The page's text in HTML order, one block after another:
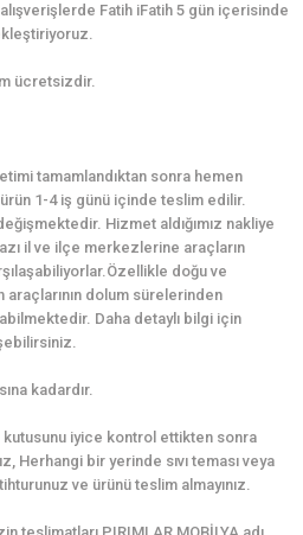
alışverişlerde Fatih iFatih 5 gün içerisinde
ücretsizdir.
tamamlandıktan sonra hemen
1-4 iş günü içinde teslim edilir.
Hizmet aldığımız nakliye
il ve ilçe merkezlerine araçların
doğu ve
dolum sürelerinden
Daha detaylı bilgi için
kadardır.
kutusunu iyice kontrol ettikten sonra
Herhangi bir yerinde sıvı teması veya
ve ürünü teslim almayınız.